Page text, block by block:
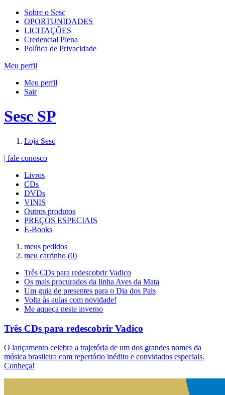
Sobre o Sesc
OPORTUNIDADES
LICITAÇÕES
Credencial Plena
Política de Privacidade
Meu perfil
Meu perfil
Sair
Sesc SP
Loja Sesc
| fale conosco
Livros
CDs
DVDs
VINIS
Outros produtos
PREÇOS ESPECIAIS
E-Books
meus pedidos
meu carrinho (0)
Três CDs para redescobrir Vadico
Os mais procurados da linha Aves da Mata
Um guia de presentes para o Dia dos Pais
Volta às aulas com novidade!
Me aqueça neste inverno
Três CDs para redescobrir Vadico
O lançamento celebra a trajetória de um dos grandes nomes da
música brasileira com repertório inédito e convidados especiais.
Conheça!